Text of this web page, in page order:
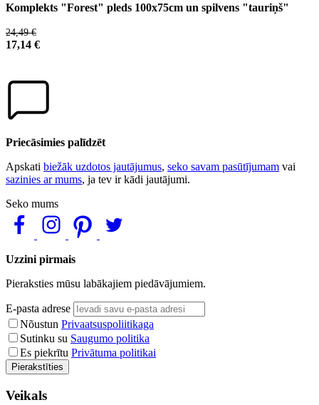
Komplekts "Forest" pleds 100x75cm un spilvens "tauriņš"
24,49 €
17,14 €
Priecāsimies palīdzēt
Apskati biežāk uzdotos jautājumus, seko savam pasūtījumam vai
sazinies ar mums, ja tev ir kādi jautājumi.
Seko mums
Uzzini pirmais
Pieraksties mūsu labākajiem piedāvājumiem.
E-pasta adrese
Nõustun Privaatsuspoliitikaga
Sutinku su Saugumo politika
Es piekrītu Privātuma politikai
Pierakstīties
Veikals